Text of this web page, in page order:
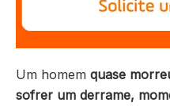
Um homem quase
sofrer um derrame,